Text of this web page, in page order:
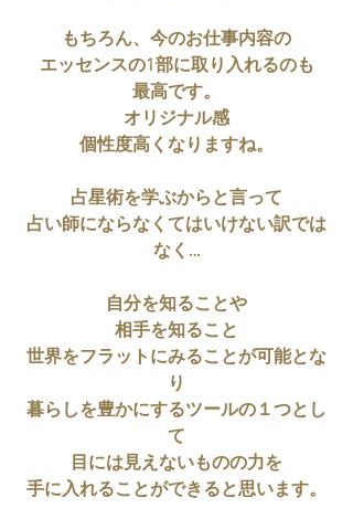
もちろん、今のお仕事内容の
エッセンスの1部に取り入れるのも
最高です。
オリジナル感
個性度高くなりますね。
占星術を学ぶからと言って
占い師にならなくてはいけない訳では
なく…
自分を知ることや
相手を知ること
世界をフラットにみることが可能とな
り
暮らしを豊かにするツールの１つとし
て
目には見えないものの力を
手に入れることができると思います。